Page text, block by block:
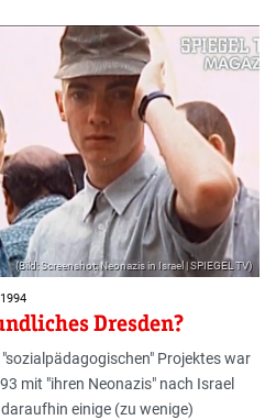
(Bild: Screenshot: Neonazis in Israel | SPIEGEL TV)
Dresden?
Projektes war
mit "ihren Neonazis" nach Israel
einige (zu wenige)